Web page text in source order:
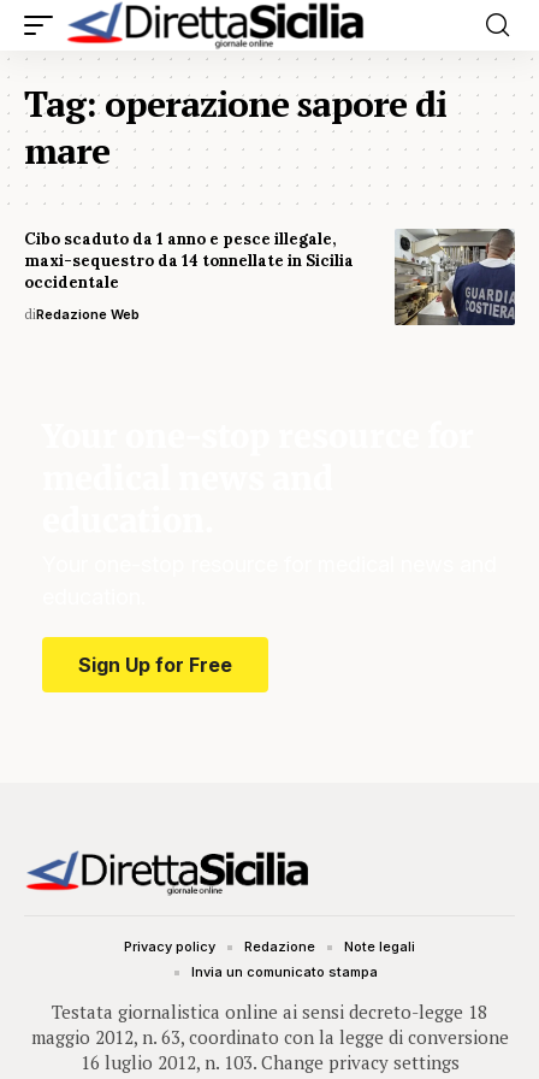
Tag:operazione sapore di
mare
Cibo scaduto da 1 anno e pesce illegale,
maxi-sequestro da 14 tonnellate in Sicilia
occidentale
diRedazione Web
Sign Up for Free
Testata giornalistica online ai sensi decreto-legge 18
maggio 2012, n. 63, coordinato con la legge di conversione
16 luglio 2012, n. 103. Change privacy settings
Privacy policy Redazione
Note legali
Invia un comunicato stampa